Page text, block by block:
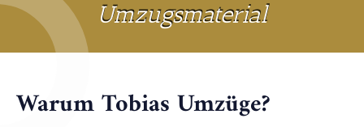
Umzugsmaterial
Warum Tobias Umzüge?